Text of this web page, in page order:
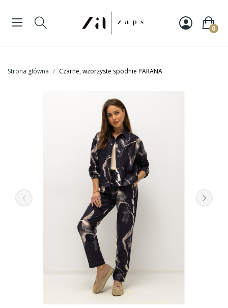
0
Strona główna Czarne, wzorzyste spodnie PARANA